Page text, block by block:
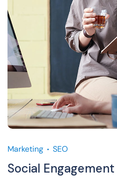
Marketing SEO
Social Engagement